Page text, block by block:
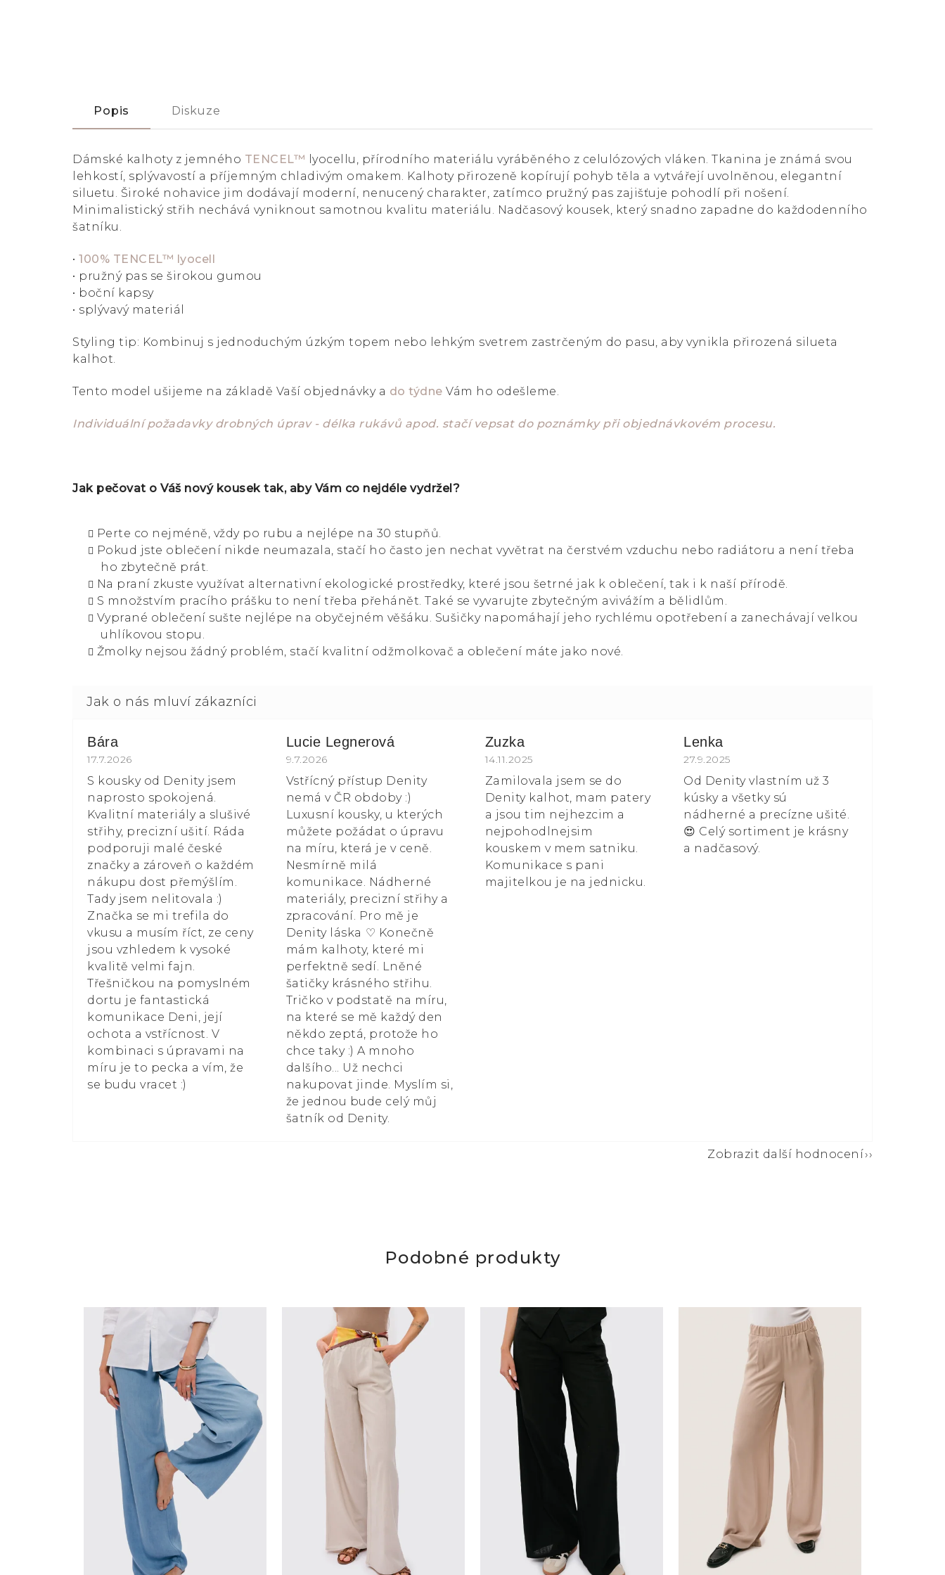
Popis Diskuze
Dámské kalhoty z jemného TENCEL™ lyocellu, přírodního materiálu vyráběného z celulózových vláken. Tkanina je známá svou
lehkostí, splývavostí a příjemným chladivým omakem. Kalhoty přirozeně kopírují pohyb těla a vytvářejí uvolněnou, elegantní
siluetu. Široké nohavice jim dodávají moderní, nenucený charakter, zatímco pružný pas zajišťuje pohodlí při nošení.
Minimalistický střih nechává vyniknout samotnou kvalitu materiálu. Nadčasový kousek, který snadno zapadne do každodenního
šatníku.
• 100% TENCEL™ lyocell
• pružný pas se širokou gumou
• boční kapsy
• splývavý materiál
Styling tip: Kombinuj s jednoduchým úzkým topem nebo lehkým svetrem zastrčeným do pasu, aby vynikla přirozená silueta
kalhot.
Tento model ušijeme na základě Vaší objednávky a do týdne Vám ho odešleme.
Individuální požadavky drobných úprav - délka rukávů apod. stačí vepsat do poznámky při objednávkovém procesu.
Jak pečovat o Váš nový kousek tak, aby Vám co nejdéle vydržel?
Perte co nejméně, vždy po rubu a nejlépe na 30 stupňů.
Pokud jste oblečení nikde neumazala, stačí ho často jen nechat vyvětrat na čerstvém vzduchu nebo radiátoru a není třeba
ho zbytečně prát.
Na praní zkuste využívat alternativní ekologické prostředky, které jsou šetrné jak k oblečení, tak i k naší přírodě.
S množstvím pracího prášku to není třeba přehánět. Také se vyvarujte zbytečným avivážím a bělidlům.
Vyprané oblečení sušte nejlépe na obyčejném věšáku. Sušičky napomáhají jeho rychlému opotřebení a zanechávají velkou
uhlíkovou stopu.
Žmolky nejsou žádný problém, stačí kvalitní odžmolkovač a oblečení máte jako nové.
Bára
Hodnocení obchodu je 5 z 5 hvězdiček.
17.7.2026
S kousky od Denity jsem
naprosto spokojená.
Kvalitní materiály a slušivé
střihy, precizní ušití. Ráda
podporuji malé české
značky a zároveň o každém
nákupu dost přemýšlím.
Tady jsem nelitovala :)
Značka se mi trefila do
vkusu a musím říct, ze ceny
jsou vzhledem k vysoké
kvalitě velmi fajn.
Třešničkou na pomyslném
dortu je fantastická
komunikace Deni, její
ochota a vstřícnost. V
kombinaci s úpravami na
míru je to pecka a vím, že
se budu vracet :)
Lucie Legnerová
Hodnocení obchodu je 5 z 5 hvězdiček.
9.7.2026
Vstřícný přístup Denity
nemá v ČR obdoby :)
Luxusní kousky, u kterých
můžete požádat o úpravu
na míru, která je v ceně.
Nesmírně milá
komunikace. Nádherné
materiály, precizní střihy a
zpracování. Pro mě je
Denity láska ⁠♡ Konečně
mám kalhoty, které mi
perfektně sedí. Lněné
šatičky krásného střihu.
Tričko v podstatě na míru,
na které se mě každý den
někdo zeptá, protože ho
chce taky :) A mnoho
dalšího... Už nechci
nakupovat jinde. Myslím si,
že jednou bude celý můj
šatník od Denity.
Zuzka
Hodnocení obchodu je 5 z 5 hvězdiček.
14.11.2025
Zamilovala jsem se do
Denity kalhot, mam patery
a jsou tim nejhezcim a
nejpohodlnejsim
kouskem v mem satniku.
Komunikace s pani
majitelkou je na jednicku.
Lenka
Hodnocení obchodu je 5 z 5 hvězdiček.
27.9.2025
Od Denity vlastním už 3
kúsky a všetky sú
nádherné a precízne ušité.
😍 Celý sortiment je krásny
a nadčasový.
Zobrazit další hodnocení
Podobné produkty